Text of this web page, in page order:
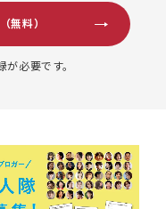
無料）
必要です。